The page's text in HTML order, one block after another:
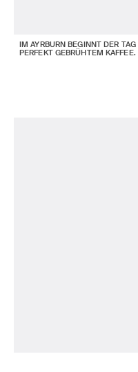
IM AYRBURN BEGINNT DER
PERFEKT GEBRÜHTEM KAFFEE.